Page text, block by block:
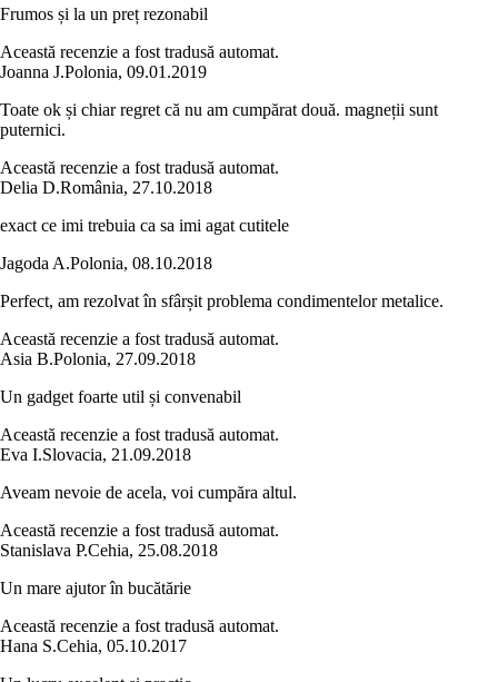
Frumos și la un preț rezonabil
Această recenzie a fost tradusă automat.
Joanna J.Polonia, 09.01.2019
Toate ok și chiar regret că nu am cumpărat două. magneții sunt
puternici.
Această recenzie a fost tradusă automat.
Delia D.România, 27.10.2018
exact ce imi trebuia ca sa imi agat cutitele
Jagoda A.Polonia, 08.10.2018
Perfect, am rezolvat în sfârșit problema condimentelor metalice.
Această recenzie a fost tradusă automat.
Asia B.Polonia, 27.09.2018
Un gadget foarte util și convenabil
Această recenzie a fost tradusă automat.
Eva I.Slovacia, 21.09.2018
Aveam nevoie de acela, voi cumpăra altul.
Această recenzie a fost tradusă automat.
Stanislava P.Cehia, 25.08.2018
Un mare ajutor în bucătărie
Această recenzie a fost tradusă automat.
Hana S.Cehia, 05.10.2017